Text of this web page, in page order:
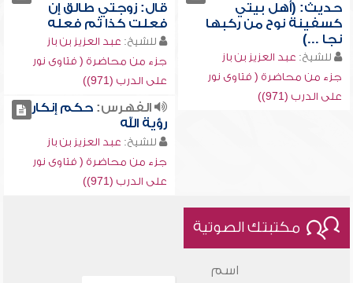
حديث: (أهل بيتي
كسفينة نوح من ركبها
نجا ...)
للشيخ: عبد العزيز بن باز
جزء من محاضرة ( فتاوى نور
على الدرب (971))
قال: زوجتي طالق إن
فعلت كذا ثم فعله
للشيخ: عبد العزيز بن باز
جزء من محاضرة ( فتاوى نور
على الدرب (971))
الفهرس:حكم إنكار
رؤية الله
للشيخ: عبد العزيز بن باز
جزء من محاضرة ( فتاوى نور
على الدرب (971))
مكتبتك الصوتية
اسم